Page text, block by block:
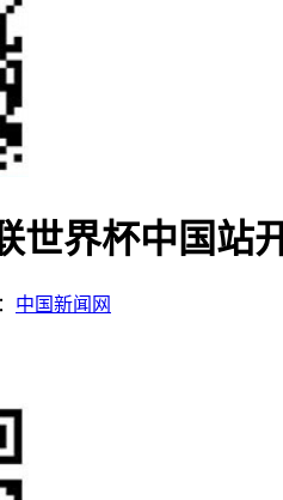
世界杯中国站
中国新闻网